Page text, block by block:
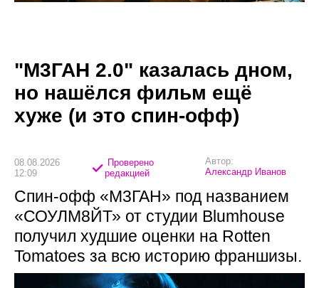
"М3ГАН 2.0" казалась дном,
но нашёлся фильм ещё
хуже (и это спин-офф)
08.08.2026
12:09
Проверено
редакцией
Автор:
Александр Иванов
Спин-офф «М3ГАН» под названием
«СОУЛМ8ЙТ» от студии Blumhouse
получил худшие оценки на Rotten
Tomatoes за всю историю франшизы.